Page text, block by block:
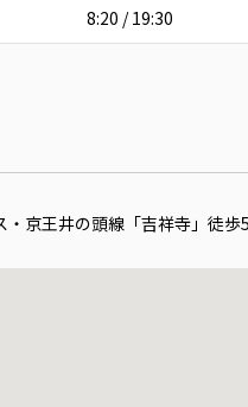
8:20 / 19:30
京王井の頭線「吉祥寺」徒歩